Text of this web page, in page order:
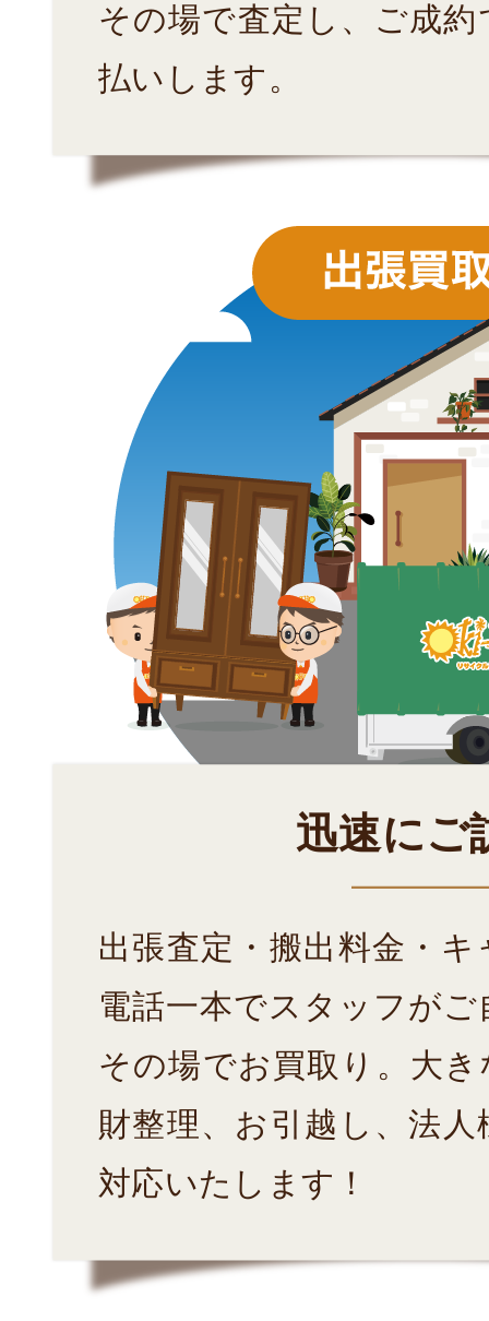
その場で査定し、ご成
払いします。
迅速にご
出張査定・搬出料金・
電話一本でスタッフが
その場でお買取り。大
財整理、お引越し、法
対応いたします！